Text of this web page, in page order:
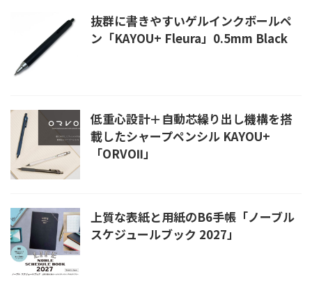
抜群に書きやすいゲルインクボールペ
ン「KAYOU+ Fleura」0.5mm Black
低重心設計＋自動芯繰り出し機構を搭
載したシャープペンシル KAYOU+
「ORVOⅡ」
上質な表紙と用紙のB6手帳「ノーブル
スケジュールブック 2027」